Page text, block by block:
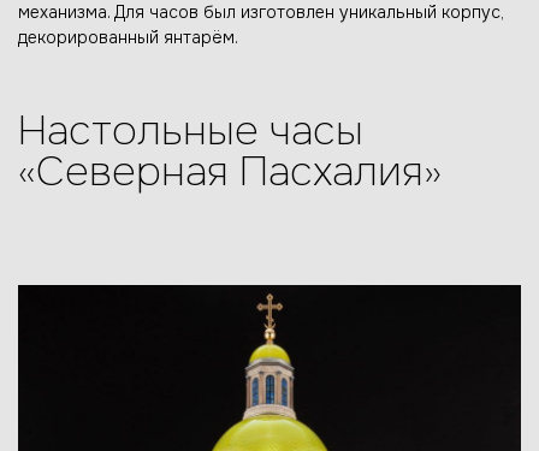
механизма. Для часов был изготовлен уникальный корпус,
декорированный янтарём.
Настольные часы
«Северная Пасхалия»